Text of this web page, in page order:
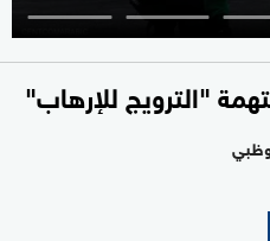
"الترويج للإرهاب"